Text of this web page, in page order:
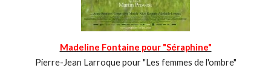
Madeline Fontaine pour "Séraphine"
Pierre-Jean Larroque pour "Les femmes de l'ombre"